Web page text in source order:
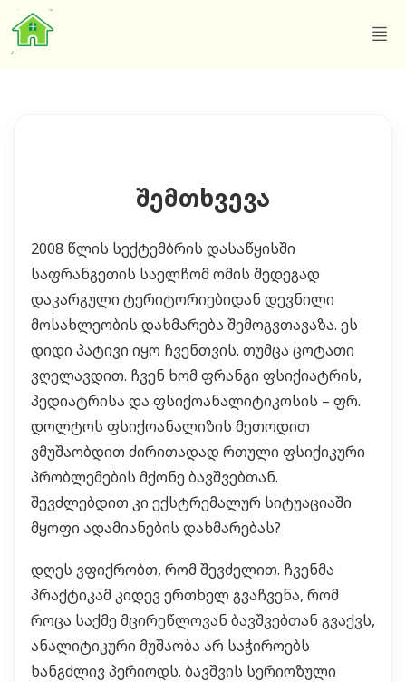
შემთხვევა
2008 წლის სექტემბრის დასაწყისში
საფრანგეთის საელჩომ ომის შედეგად
დაკარგული ტერიტორიებიდან დევნილი
მოსახლეობის დახმარება შემოგვთავაზა. ეს
დიდი პატივი იყო ჩვენთვის. თუმცა ცოტათი
ვღელავდით. ჩვენ ხომ ფრანგი ფსიქიატრის,
პედიატრისა და ფსიქოანალიტიკოსის – ფრ.
დოლტოს ფსიქოანალიზის მეთოდით
ვმუშაობდით ძირითადად რთული ფსიქიკური
პრობლემების მქონე ბავშვებთან.
შევძლებდით კი ექსტრემალურ სიტუაციაში
მყოფი ადამიანების დახმარებას?
დღეს ვფიქრობთ, რომ შევძელით. ჩვენმა
პრაქტიკამ კიდევ ერთხელ გვაჩვენა, რომ
როცა საქმე მცირეწლოვან ბავშვებთან გვაქვს,
ანალიტიკური მუშაობა არ საჭიროებს
ხანგძლივ პერიოდს. ბავშვის სერიოზული